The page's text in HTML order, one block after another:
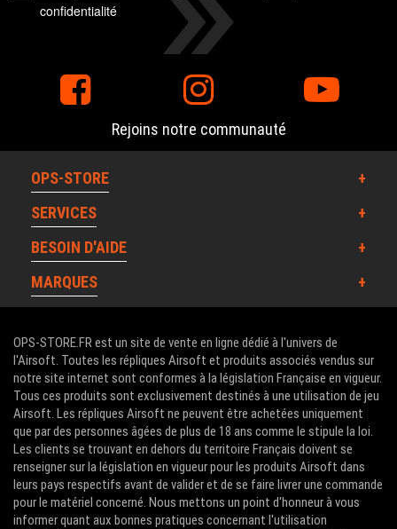
confidentialité
Rejoins notre communauté
OPS-STORE
SERVICES
BESOIN D'AIDE
MARQUES
OPS-STORE.FR est un site de vente en ligne dédié à l'univers de
l'Airsoft. Toutes les répliques Airsoft et produits associés vendus sur
notre site internet sont conformes à la législation Française en vigueur.
Tous ces produits sont exclusivement destinés à une utilisation de jeu
Airsoft. Les répliques Airsoft ne peuvent être achetées uniquement
que par des personnes âgées de plus de 18 ans comme le stipule la loi.
Les clients se trouvant en dehors du territoire Français doivent se
renseigner sur la législation en vigueur pour les produits Airsoft dans
leurs pays respectifs avant de valider et de se faire livrer une commande
pour le matériel concerné. Nous mettons un point d'honneur à vous
informer quant aux bonnes pratiques concernant l'utilisation